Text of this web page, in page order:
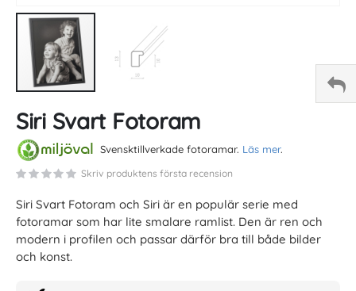
to
the
beginning
the
images
gallery
Siri Svart Fotoram
Svensktillverkade fotoramar. Läs mer.
Skriv produktens första recension
Siri Svart Fotoram och Siri är en populär serie med
fotoramar som har lite smalare ramlist. Den är ren och
modern i profilen och passar därför bra till både bilder
och konst.